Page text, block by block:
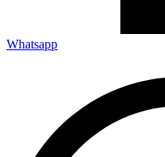
Whatsapp